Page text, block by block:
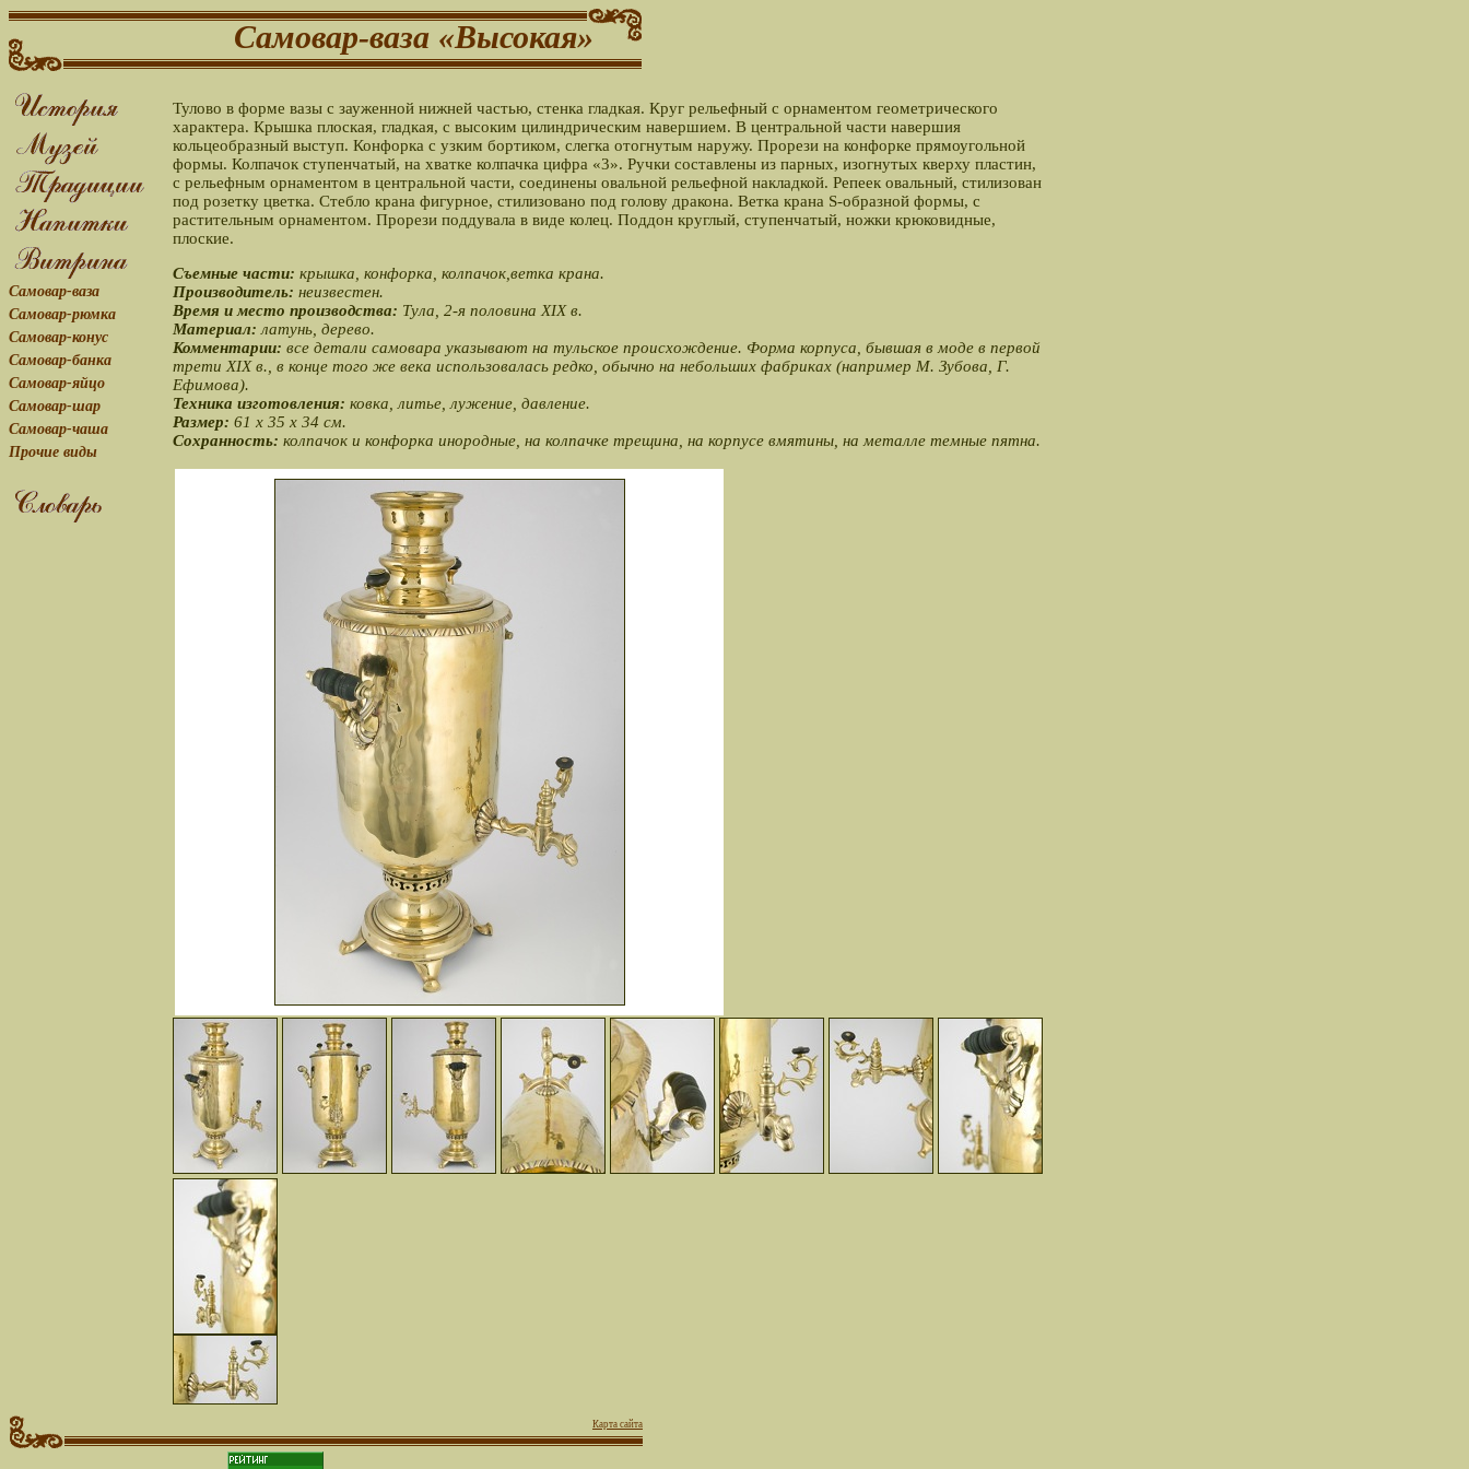
Самовар-ваза «Высокая»
Самовар-ваза
Самовар-рюмка
Самовар-конус
Самовар-банка
Самовар-яйцо
Самовар-шар
Самовар-чаша
Прочие виды
Тулово в форме вазы с зауженной нижней частью, стенка гладкая. Круг рельефный с орнаментом геометрического
характера. Крышка плоская, гладкая, с высоким цилиндрическим навершием. В центральной части навершия
кольцеобразный выступ. Конфорка с узким бортиком, слегка отогнутым наружу. Прорези на конфорке прямоугольной
формы. Колпачок ступенчатый, на хватке колпачка цифра «3». Ручки составлены из парных, изогнутых кверху пластин,
с рельефным орнаментом в центральной части, соединены овальной рельефной накладкой. Репеек овальный, стилизован
под розетку цветка. Стебло крана фигурное, стилизовано под голову дракона. Ветка крана S-образной формы, с
растительным орнаментом. Прорези поддувала в виде колец. Поддон круглый, ступенчатый, ножки крюковидные,
плоские.
Съемные части: крышка, конфорка, колпачок,ветка крана.
Производитель: неизвестен.
Время и место производства: Тула, 2-я половина ХIX в.
Материал: латунь, дерево.
Комментарии: все детали самовара указывают на тульское происхождение. Форма корпуса, бывшая в моде в первой
трети XIX в., в конце того же века использовалась редко, обычно на небольших фабриках (например М. Зубова, Г.
Ефимова).
Техника изготовления: ковка, литье, лужение, давление.
Размер: 61 x 35 x 34 см.
Сохранность: колпачок и конфорка инородные, на колпачке трещина, на корпусе вмятины, на металле темные пятна.
Карта сайта